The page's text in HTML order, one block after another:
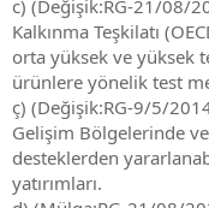
c) (Değişik:RG-21/08/
Kalkınma Teşkilatı
orta yüksek ve yüksek
ürünlere yönelik test
ç) (Değişik:RG-9/5/
Gelişim Bölgelerinde
desteklerden
yatırımları.